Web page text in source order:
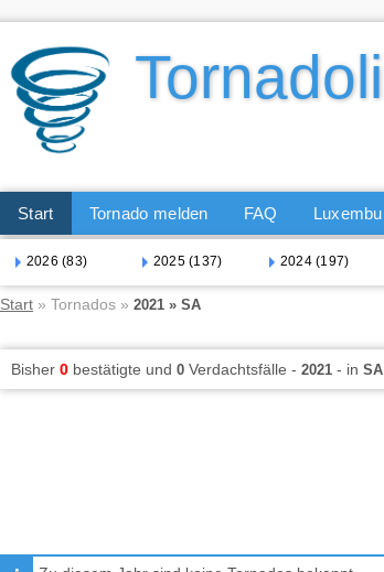
Start Tornado melden FAQ
2026 (83) 2025 (137) 2024 (197)
Start » Tornados » 2021 » SA
Bisher 0 bestätigte und 0 Verdachtsfälle - 2021 - in SA